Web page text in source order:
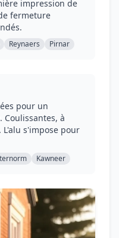
impression de
fermeture
Reynaers Pirnar
pour un
à
s'impose pour
Kawneer